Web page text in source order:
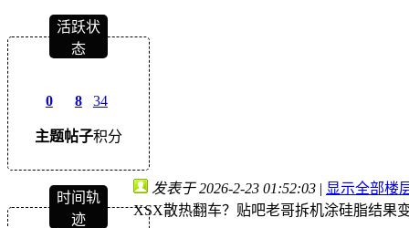
活跃状
态
0
主题
8
帖子
34
积分
时间轨
迹
发表于 2026-2-23 01:52:03 | 显示全部楼
XSX散热翻车？贴吧老哥拆机涂硅脂结果